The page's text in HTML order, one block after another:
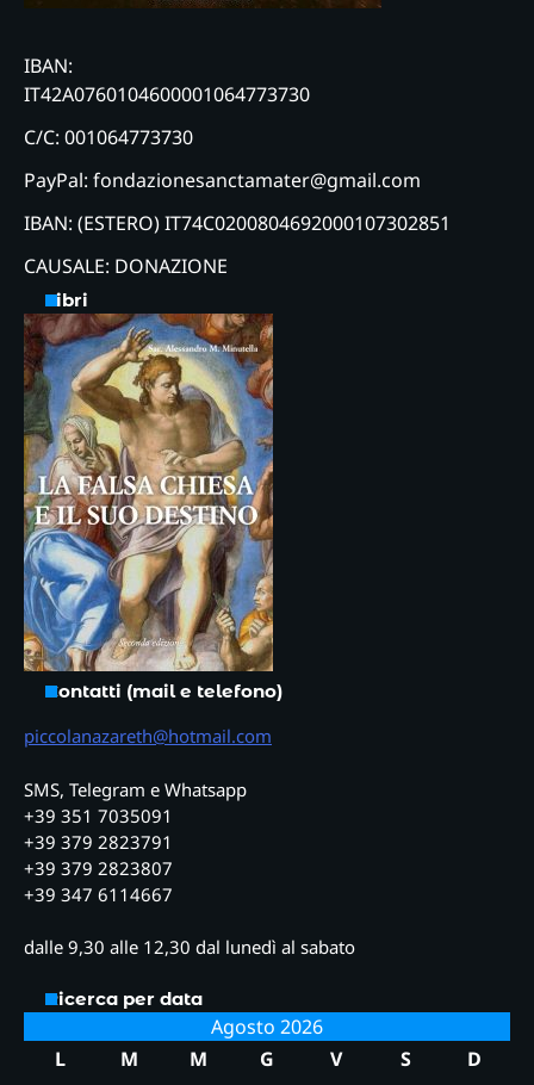
IBAN:
IT42A0760104600001064773730
C/C: 001064773730
PayPal: fondazionesanctamater@gmail.com
IBAN: (ESTERO) IT74C0200804692000107302851
CAUSALE: DONAZIONE
Libri
Contatti (mail e telefono)
piccolanazareth@hotmail.com
SMS, Telegram e Whatsapp
+39 351 7035091
+39 379 2823791
+39 379 2823807
+39 347 6114667
dalle 9,30 alle 12,30 dal lunedì al sabato
Ricerca per data
Agosto 2026
L
M M G V S
D